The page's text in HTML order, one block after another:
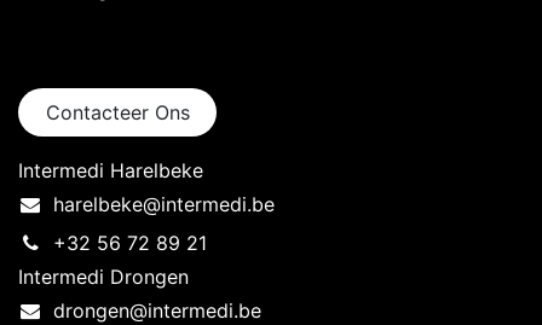
Contacteer Ons
Intermedi Harelbeke
harelbeke@intermedi.be
+32 56 72 89 21
Intermedi Drongen
drongen@intermedi.be